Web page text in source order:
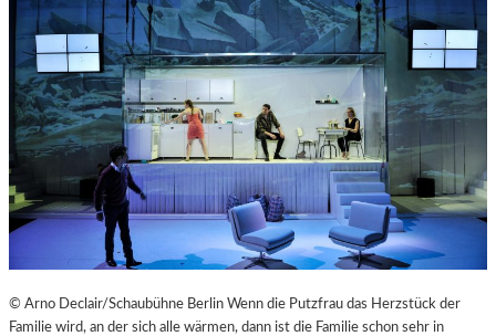
© Arno Declair/Schaubühne Berlin Wenn die Putzfrau das Herzstück der
Familie wird, an der sich alle wärmen, dann ist die Familie schon sehr in